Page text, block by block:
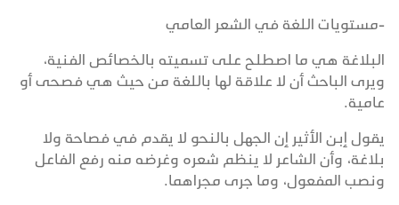
-مستويات اللغة في الشعر العامي
البلاغة هي ما اصطلح على تسميته بالخصائص الفنية،
ويرى الباحث أن لا علاقة لها باللغة من حيث هي فصحى أو
عامية.
يقول إبن الأثير إن الجهل بالنحو لا يقدم في فصاحة ولا
بلاغة، وأن الشاعر لا ينظم شعره وغرضه منه رفع الفاعل
ونصب المفعول، وما جرى مجراهما.